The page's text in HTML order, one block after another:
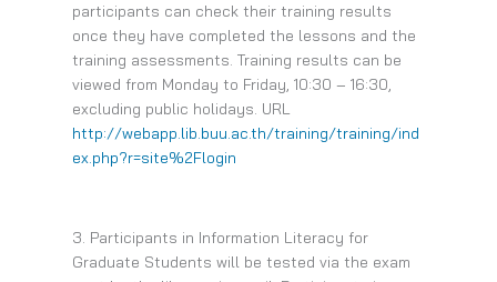
participants can check their training results
once they have completed the lessons and the
training assessments. Training results can be
viewed from Monday to Friday, 10:30 – 16:30,
excluding public holidays. URL
http://webapp.lib.buu.ac.th/training/training/ind
ex.php?r=site%2Flogin
3. Participants in Information Literacy for
Graduate Students will be tested via the exam